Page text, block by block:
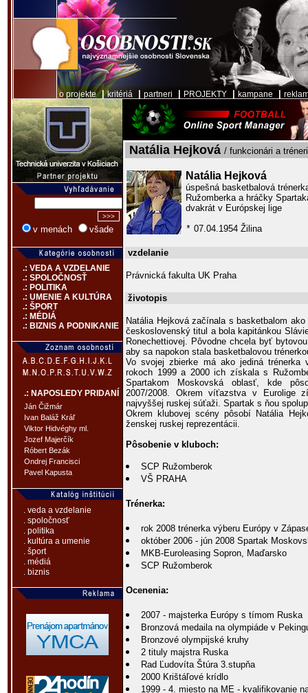
o projekte|kritériá partneri PROJEKTY kampane
v menách všade
.: VEDA A VZDELANIE
.: SPOLOČNOSŤ
.: POLITIKA
.: UMENIE A KULTÚRA
.: ŠPORT
.: MÉDIÁ
.: BIZNIS A PODNIKANIE
.: NAPOSLEDY PRIDANÍ
Ján Čižmár
Ivan Baláž Kráľ
Viktor Hidvéghy ml.
Jozef Majerčík
Róbert Bezák
Ondrej Francisci
Pavel Kapusta
. veda a vzdelanie
. spoločnosť
. politika
. kultúra a umenie
. šport
. médiá
. biznis
Natália Hejková / funkcionári a tréneri
Natália Hejková
úspešná basketbalová
Ružomberka a hráčky
dvakrát v Európskej lige
* 07.04.1954 Žilina
vzdelanie
Právnická fakulta UK Praha
životopis
Natália Hejková začínala s basketbalom
československý titul a bola kapitánkou
Ronechettiovej. Pôvodne chcela byť
aby sa napokon stala basketbalovou
Vo svojej zbierke má ako jediná
rokoch 1999 a 2000 ich získala s
Spartakom Moskovská oblasť, kde
2007/2008. Okrem víťazstva v
najvyššej ruskej súťaži. Spartak s ňou
Okrem klubovej scény pôsobí Natália
ženskej ruskej reprezentácii.
Pôsobenie v kluboch:
SCP Ružomberok
VŠ PRAHA
Trénerka:
rok 2008 trénerka výberu Európy v
október 2006 - jún 2008 Spartak
MKB-Euroleasing Sopron, Maďarsko
SCP Ružomberok
Ocenenia:
2007 - majsterka Európy s tímom Ruska
Bronzová medaila na olympiáde v
Bronzové olympijské kruhy
2 tituly majstra Ruska
Rad Ľudovíta Štúra 3.stupňa
2000 Krištáľové krídlo
1999 - 4. miesto na ME - kvalifikovanie